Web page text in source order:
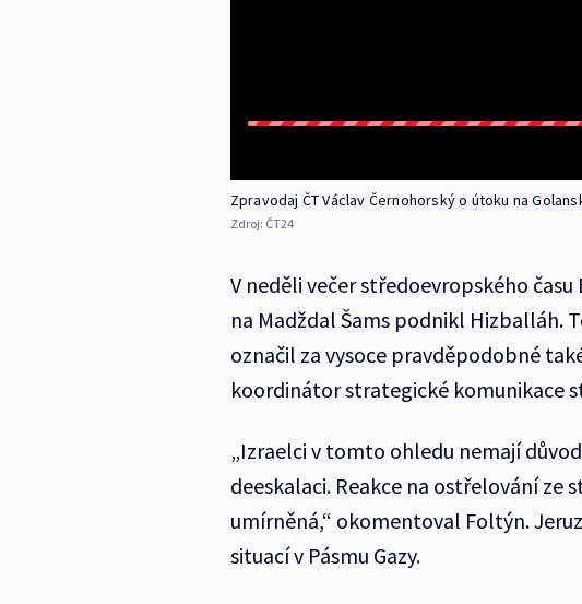
Zpravodaj ČT Václav Černohorský o útoku na
Zdroj: ČT24
V neděli večer středoevropského
na Madždal Šams podnikl Hizballáh.
označil za vysoce pravděpodobné
koordinátor strategické komunikace
„Izraelci v tomto ohledu nemají
deeskalaci. Reakce na ostřelování
umírněná,“ okomentoval Foltýn.
situací v Pásmu Gazy.